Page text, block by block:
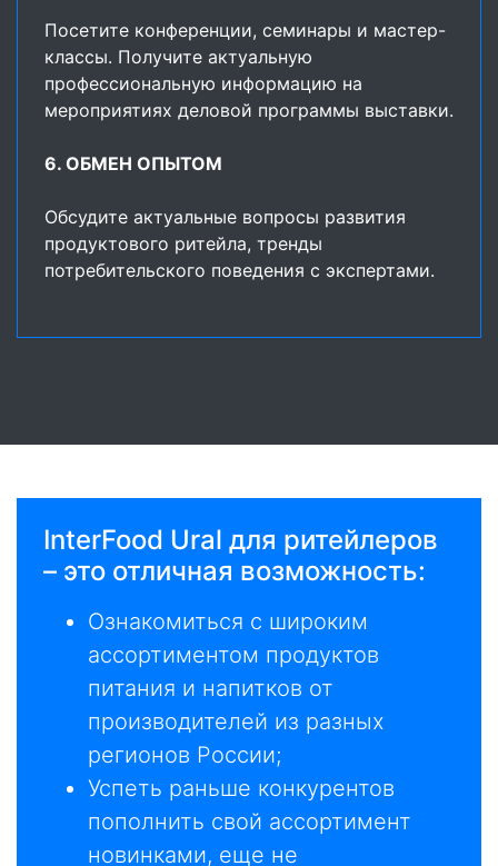
Посетите конференции, семинары и мастер-
классы. Получите актуальную
профессиональную информацию на
мероприятиях деловой программы выставки.
6. ОБМЕН ОПЫТОМ
Обсудите актуальные вопросы развития
продуктового ритейла, тренды
потребительского поведения с экспертами.
InterFood Ural для ритейлеров
– это отличная возможность:
Ознакомиться с широким
ассортиментом продуктов
питания и напитков от
производителей из разных
регионов России;
Успеть раньше конкурентов
пополнить свой ассортимент
новинками, еще не